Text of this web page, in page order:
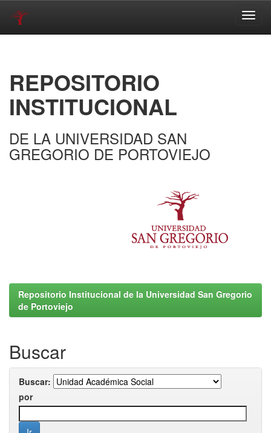
REPOSITORIO
INSTITUCIONAL
DE LA UNIVERSIDAD SAN
GREGORIO DE PORTOVIEJO
Repositorio Institucional de la Universidad San Gregorio
de Portoviejo
Buscar
Buscar:
por